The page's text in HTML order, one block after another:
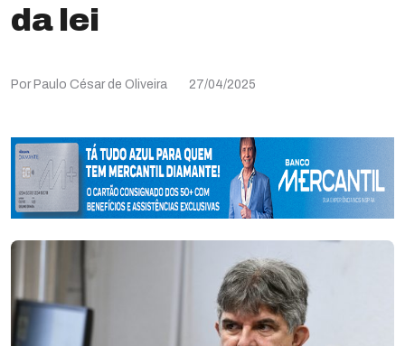
da lei
Por Paulo César de Oliveira 27/04/2025